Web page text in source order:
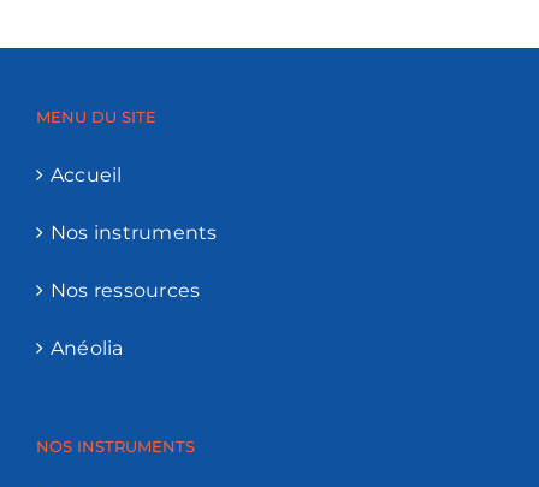
MENU DU SITE
Accueil
Nos instruments
Nos ressources
Anéolia
NOS INSTRUMENTS